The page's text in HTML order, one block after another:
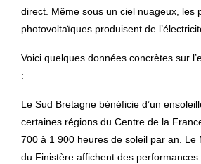
direct. Même sous un ciel nuageux, les
photovoltaïques produisent de
Voici quelques données concrètes sur
:
Le Sud Bretagne bénéficie d’un
certaines régions du Centre de la
700 à 1 900 heures de soleil par an. Le
du Finistère affichent des